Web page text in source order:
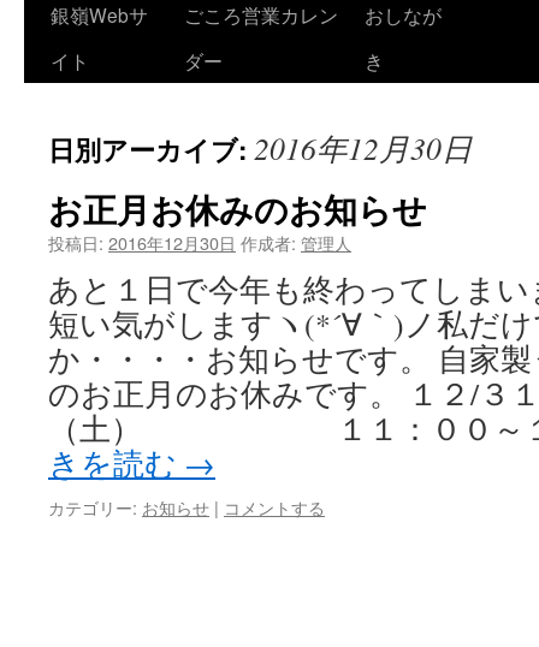
コ
へ
キ
ッ
銀嶺Webサ
イト
ごころ営業カレン
ダー
おしなが
き
日別アーカイブ: 2016年12月30日
お正月お休みのお知らせ
投稿日: 2016年12月30日 作成者: 管理人
あと１日で今年も終わってしま
短い気がしますヽ(*´∀｀)ノ私だ
か・・・・お知らせです。 自家
のお正月のお休みです。 １２/３
（土） １１：００～１
きを読む →
カテゴリー: お知らせ | コメントする